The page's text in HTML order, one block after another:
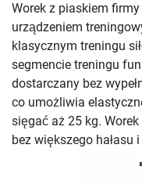
Worek z piaskiem
urządzeniem
klasycznym treningu
segmencie treningu
dostarczany bez
co umożliwia
sięgać aż 25 kg.
bez większego hałasu